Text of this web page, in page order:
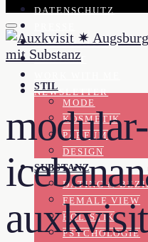
DATENSCHUTZ
KOOPERATION
KONTAKT
NEWSLETTER
STIL
MODE
KOSMETIK
PARFUM
DESIGN
SUBSTANZ
DATING &
FEMALE VIEW
HOLISTIK
PSYCHOLOGIE
auxkvisit